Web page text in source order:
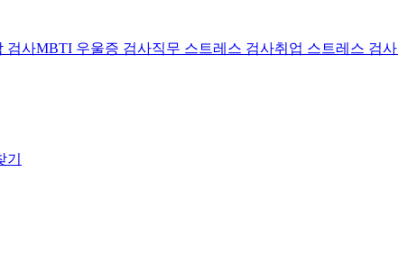
검사MBTI 우울증 검사직무 스트레스 검사취업 스트레스 검사